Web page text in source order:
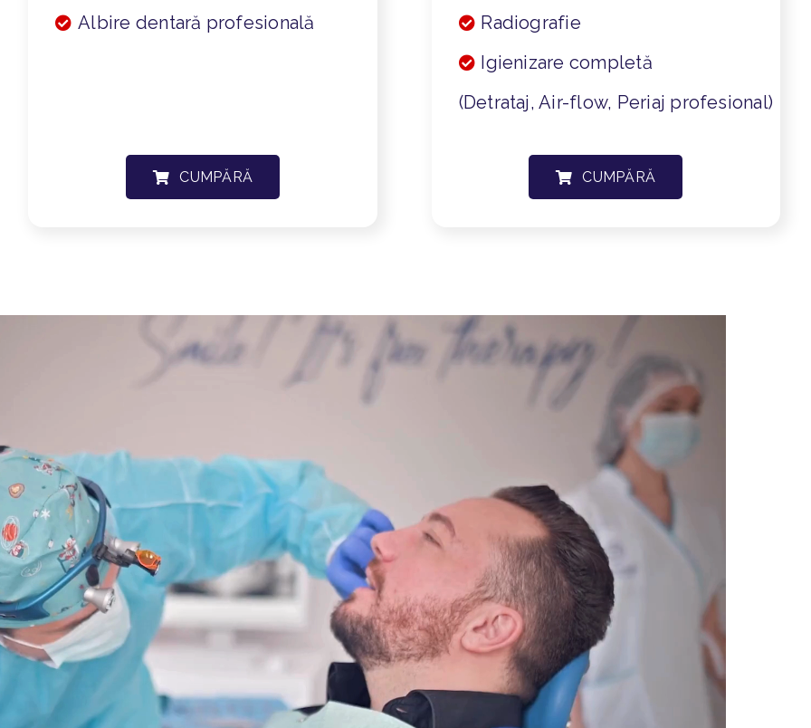
Albire dentară profesională
Radiografie
Igienizare completă
(Detrataj, Air-flow, Periaj profesional)
CUMPĂRĂ CUMPĂRĂ